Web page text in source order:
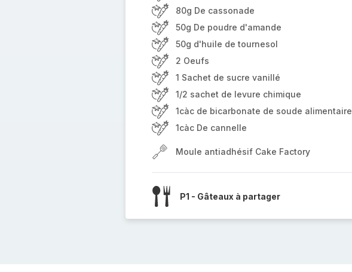
80g De cassonade
50g De poudre d'amande
50g d'huile de tournesol
2 Oeufs
1 Sachet de sucre vanillé
1/2 sachet de levure chimique
1càc de bicarbonate de soude alimentaire
1càc De cannelle
Moule antiadhésif Cake Factory
P1 - Gâteaux à partager